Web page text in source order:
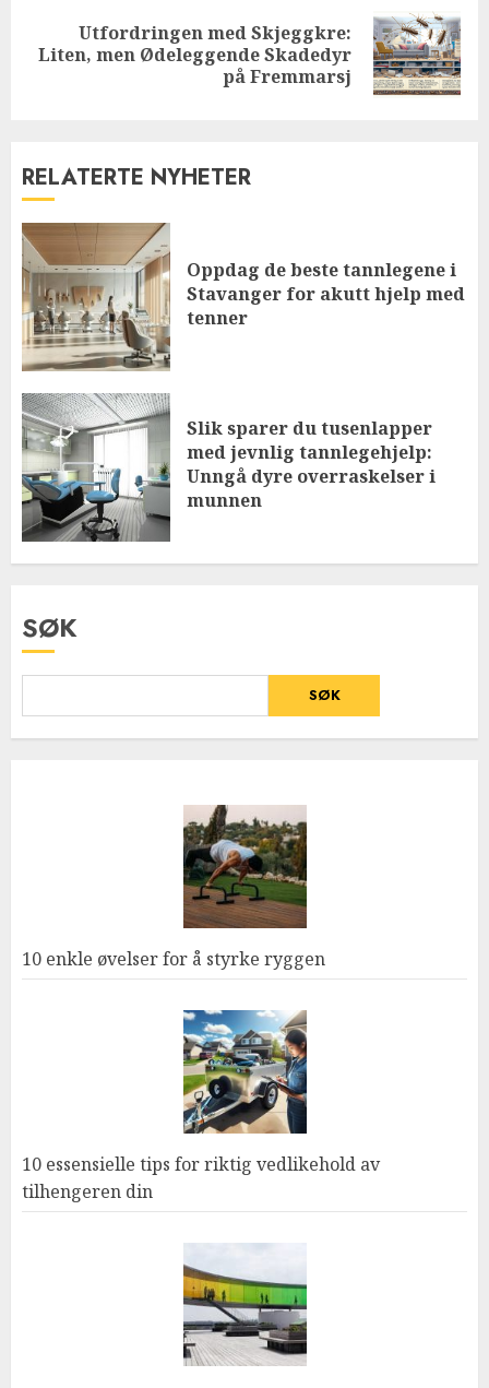
Next
Utfordringen med Skjeggkre:
Liten, men Ødeleggende Skadedyr
på Fremmarsj
RELATERTE NYHETER
Oppdag de beste tannlegene i
Stavanger for akutt hjelp med
tenner
Slik sparer du tusenlapper
med jevnlig tannlegehjelp:
Unngå dyre overraskelser i
munnen
SØK
SØK
10 enkle øvelser for å styrke ryggen
10 essensielle tips for riktig vedlikehold av
tilhengeren din